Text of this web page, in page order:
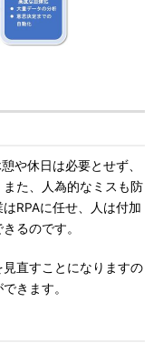
や休日は必要とせず、
た、人為的なミスも防
RPAに任せ、人は付加
るのです。
直すことになりますの
きます。